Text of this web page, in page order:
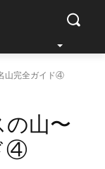
山完全ガイド④
の山〜
④